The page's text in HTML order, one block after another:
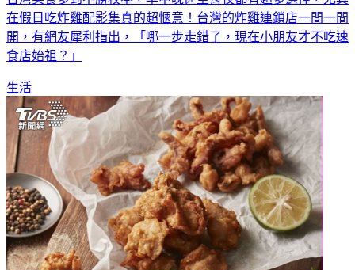
在假日吃炸雞配影集真的超愜意！台灣的炸雞連鎖店一間一間
開，有網友犀利指出，「哪一步走錯了，現在小朋友才不吃速
食店始祖？」
生活